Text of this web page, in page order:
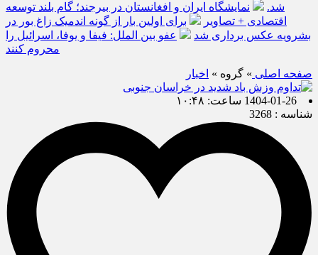
شد.
نمایشگاه ایران و افغانستان در بیرجند؛ گام بلند توسعه
اقتصادی + تصاویر
برای اولین بار از گونه اندمیک زاغ بور در
بشرویه عکس برداری شد
عفو بین الملل: فیفا و یوفا، اسرائیل را
محروم کنند
صفحه اصلی » گروه » اخبار
1404-01-26 ساعت: ۱۰:۴۸
شناسه : 3268